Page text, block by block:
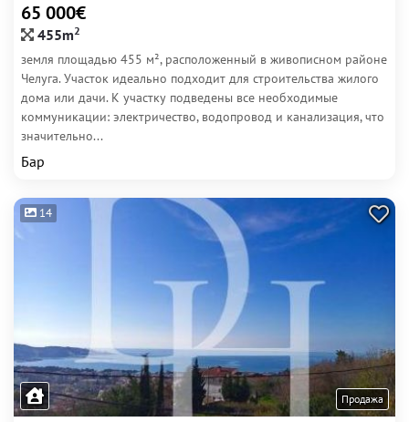
65 000€
455m2
земля площадью 455 м², расположенный в живописном районе
Челуга. Участок идеально подходит для строительства жилого
дома или дачи. К участку подведены все необходимые
коммуникации: электричество, водопровод и канализация, что
значительно...
Бар
14
Продажа